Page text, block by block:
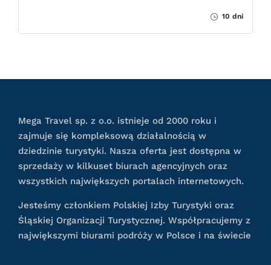
10 dni
Mega Travel sp. z o.o. istnieje od 2000 roku i
zajmuje się kompleksową działalnością w
dziedzinie turystyki. Nasza oferta jest dostępna w
sprzedaży w kilkuset biurach agencyjnych oraz
wszystkich największych portalach internetowych.
Jesteśmy członkiem Polskiej Izby Turystyki oraz
Śląskiej Organizacji Turystycznej. Współpracujemy z
największymi biurami podróży w Polsce i na świecie